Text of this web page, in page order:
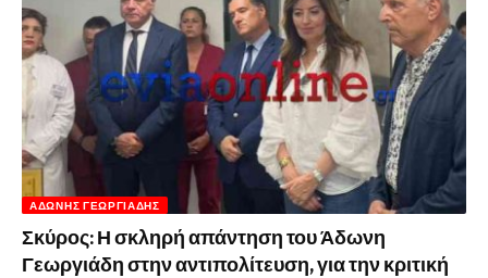
ΆΔΩΝΗΣ ΓΕΩΡΓΙΆΔΗΣ
Σκύρος: Η σκληρή απάντηση του Άδωνη
Γεωργιάδη στην αντιπολίτευση, για την κριτική